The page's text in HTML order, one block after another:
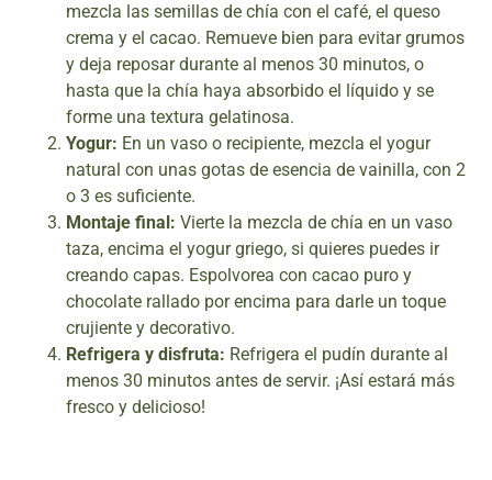
mezcla las semillas de chía con el café, el queso
crema y el cacao. Remueve bien para evitar grumos
y deja reposar durante al menos 30 minutos, o
hasta que la chía haya absorbido el líquido y se
forme una textura gelatinosa.
Yogur: En un vaso o recipiente, mezcla el yogur
natural con unas gotas de esencia de vainilla, con 2
o 3 es suficiente.
Montaje final: Vierte la mezcla de chía en un vaso
taza, encima el yogur griego, si quieres puedes ir
creando capas. Espolvorea con cacao puro y
chocolate rallado por encima para darle un toque
crujiente y decorativo.
Refrigera y disfruta: Refrigera el pudín durante al
menos 30 minutos antes de servir. ¡Así estará más
fresco y delicioso!